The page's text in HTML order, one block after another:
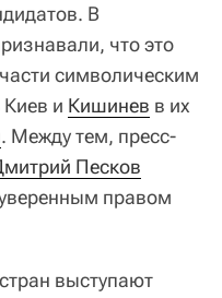
В
что это
символическим
и Кишинев в их
. Между тем, пресс-
Песков
правом
выступают